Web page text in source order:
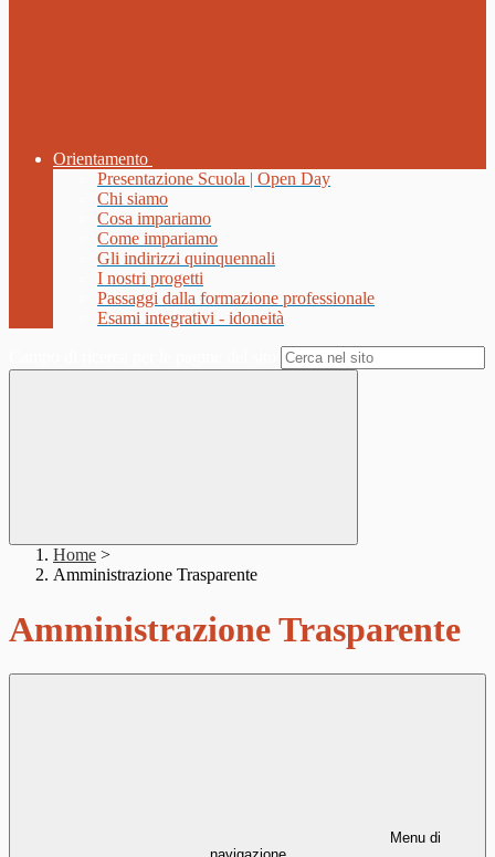
Orientamento
Presentazione Scuola | Open Day
Chi siamo
Cosa impariamo
Come impariamo
Gli indirizzi quinquennali
I nostri progetti
Passaggi dalla formazione professionale
Esami integrativi - idoneità
Home >
Amministrazione Trasparente
Amministrazione Trasparente
Menu di